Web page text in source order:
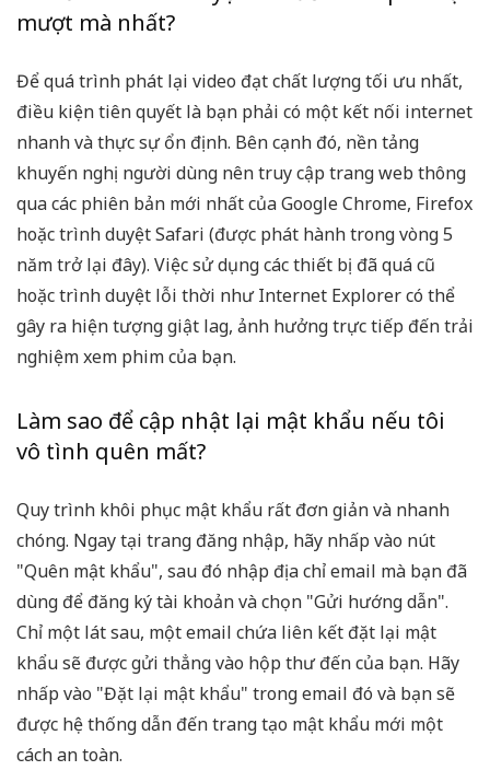
mượt mà nhất?
Để quá trình phát lại video đạt chất lượng tối ưu nhất,
điều kiện tiên quyết là bạn phải có một kết nối internet
nhanh và thực sự ổn định. Bên cạnh đó, nền tảng
khuyến nghị người dùng nên truy cập trang web thông
qua các phiên bản mới nhất của Google Chrome, Firefox
hoặc trình duyệt Safari (được phát hành trong vòng 5
năm trở lại đây). Việc sử dụng các thiết bị đã quá cũ
hoặc trình duyệt lỗi thời như Internet Explorer có thể
gây ra hiện tượng giật lag, ảnh hưởng trực tiếp đến trải
nghiệm xem phim của bạn.
Làm sao để cập nhật lại mật khẩu nếu tôi
vô tình quên mất?
Quy trình khôi phục mật khẩu rất đơn giản và nhanh
chóng. Ngay tại trang đăng nhập, hãy nhấp vào nút
"Quên mật khẩu", sau đó nhập địa chỉ email mà bạn đã
dùng để đăng ký tài khoản và chọn "Gửi hướng dẫn".
Chỉ một lát sau, một email chứa liên kết đặt lại mật
khẩu sẽ được gửi thẳng vào hộp thư đến của bạn. Hãy
nhấp vào "Đặt lại mật khẩu" trong email đó và bạn sẽ
được hệ thống dẫn đến trang tạo mật khẩu mới một
cách an toàn.